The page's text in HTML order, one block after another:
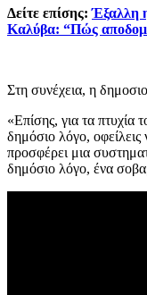
Δείτε επίσης:Έξαλλη
Καλύβα: “Πώς
Στη συνέχεια, η
«Επίσης, για τα πτυχία
δημόσιο λόγο, οφείλεις
προσφέρει μια
δημόσιο λόγο, ένα